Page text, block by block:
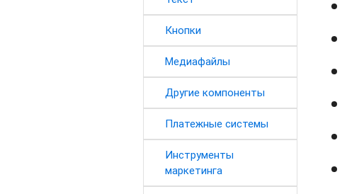
Кнопки
Медиафайлы
Другие компоненты
Платежные системы
Инструменты
маркетинга